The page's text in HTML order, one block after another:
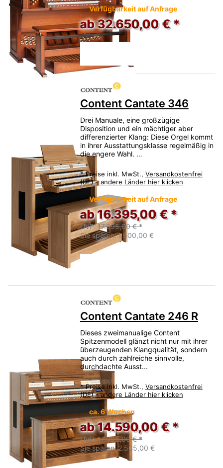
Verfügbarkeit auf Anfrage
ab 32.650,00 € *
Content Cantate 346
Drei Manuale, eine großzügige
Disposition und ein mächtiger aber
differenzierter Klang: Diese Orgel kommt
in ihrer Ausstattungsklasse regelmäßig in
die engere Wahl. …
* Preise inkl. MwSt., Versandkostenfrei
(DE) - andere Länder hier klicken
Verfügbarkeit auf Anfrage
ab 16.395,00 € *
UVP:17.995,00 € *
Sie sparen:1.600,00 €
Content Cantate 246 R
Dieses zweimanualige Content
Spitzenmodell glänzt nicht nur mit ihrer
überzeugenden Klangqualität, sondern
auch durch zahlreiche sinnvolle,
durchdachte Ausst...
* Preise inkl. MwSt., Versandkostenfrei
(DE) - andere Länder hier klicken
ca. 6 Wochen
ab 14.590,00 € *
UVP:17.095,00 € *
Sie sparen:2.505,00 €